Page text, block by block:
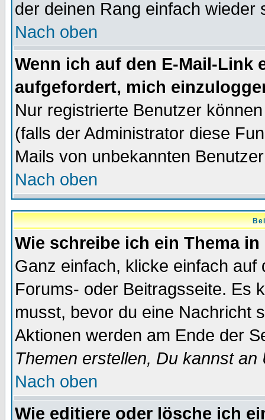
der deinen Rang einfach wieder
Nach oben
Wenn ich auf den E-Mail-Link
aufgefordert, mich
Nur registrierte Benutzer
(falls der Administrator diese
Mails von unbekannten
Nach oben
Wie schreibe ich ein Thema
Ganz einfach, klicke einfach
Forums- oder Beitragsseite. Es
musst, bevor du eine Nachricht
Aktionen werden am Ende der
Themen erstellen, Du kannst
Nach oben
Wie editiere oder lösche ich